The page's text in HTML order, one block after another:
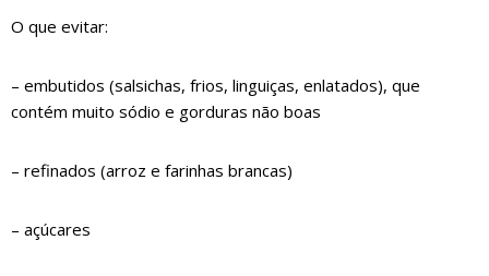
O que evitar:
– embutidos (salsichas, frios, linguiças, enlatados), que
contém muito sódio e gorduras não boas
– refinados (arroz e farinhas brancas)
– açúcares